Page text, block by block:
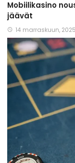
Mobiilikasino
jäävät
14 marraskuun, 2025